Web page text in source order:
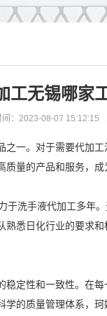
工无锡哪家
间：2023-08-07 15:12:15
一。对于需要代加
质量的产品和服务，成
洗手液代加工多年
悉日化行业的要求
定性和一致性。在
的质量管理体系，